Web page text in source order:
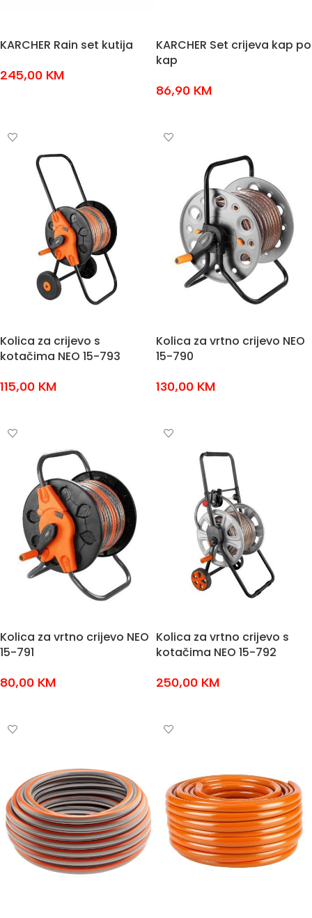
KARCHER Rain set kutija
245,00 KM
KARCHER Set crijeva kap po
kap
86,90 KM
Kolica za crijevo s
kotačima NEO 15-793
115,00 KM
Kolica za vrtno crijevo NEO
15-790
130,00 KM
Kolica za vrtno crijevo NEO
15-791
80,00 KM
Kolica za vrtno crijevo s
kotačima NEO 15-792
250,00 KM